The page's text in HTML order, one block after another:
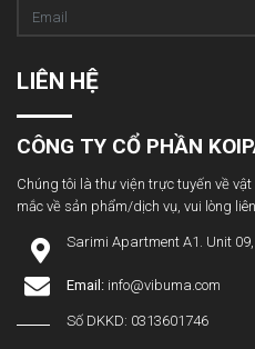
LIÊN HỆ
CÔNG TY CỔ PHẦN
Chúng tôi là thư viện trực tuyến về
mắc về sản phẩm/dịch vụ, vui lòng
Sarimi Apartment A1. Unit
Email: info@vibuma.com
Số DKKD: 0313601746